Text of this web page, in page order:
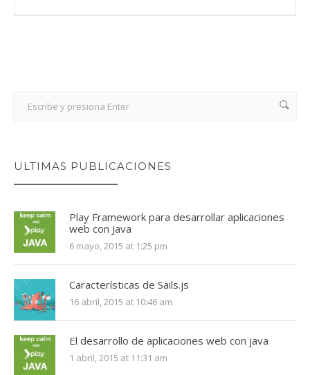
ULTIMAS PUBLICACIONES
Play Framework para desarrollar aplicaciones
web con Java
6 mayo, 2015 at 1:25 pm
Características de Sails.js
16 abril, 2015 at 10:46 am
El desarrollo de aplicaciones web con java
1 abril, 2015 at 11:31 am